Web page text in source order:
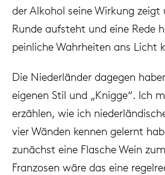
der Alkohol seine Wirkung zeigt
Runde aufsteht und eine Rede
peinliche Wahrheiten ans Licht
Die Niederländer dagegen
eigenen Stil und „Knigge“. Ich
erzählen, wie ich
vier Wänden kennen gelernt
zunächst eine Flasche Wein
Franzosen wäre das eine